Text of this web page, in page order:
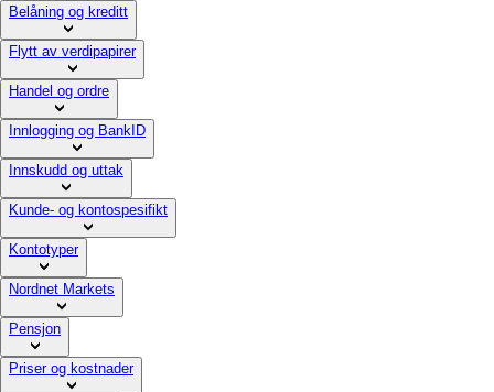
Belåning og kreditt
Flytt av verdipapirer
Handel og ordre
Innlogging og BankID
Innskudd og uttak
Kunde- og kontospesifikt
Kontotyper
Nordnet Markets
Pensjon
Priser og kostnader